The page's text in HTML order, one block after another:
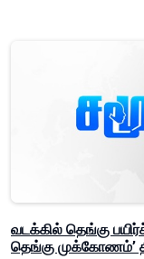
வடக்கில் தெங்கு
தெங்கு முக்கோணம்’